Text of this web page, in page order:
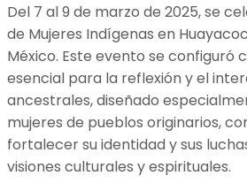
Del 7 al 9 de marzo de 2025, se
de Mujeres Indígenas en
México. Este evento se configuró
esencial para la reflexión y el
ancestrales, diseñado
mujeres de pueblos originarios,
fortalecer su identidad y sus
visiones culturales y espirituales.